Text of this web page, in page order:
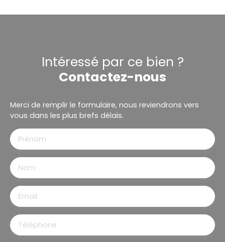
Intéressé par ce bien ?
Contactez-nous
Merci de remplir le formulaire, nous reviendrons vers
vous dans les plus brefs délais.
Prénom
Nom
Email
Téléphone